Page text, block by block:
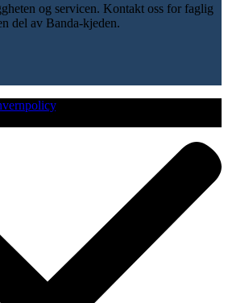
og servicen. Kontakt oss for faglig
del av Banda-kjeden.
.